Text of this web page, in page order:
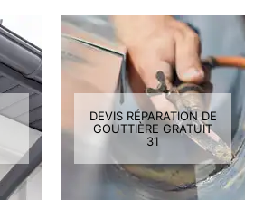
DEVIS RÉPARATION DE
GOUTTIÈRE GRATUIT
31